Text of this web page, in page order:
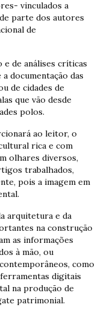
vinculados a
parte dos autores
de
de análises críticas
documentação das
de cidades de
que vão desde
polos.
ao leitor, o
rica e com
olhares diversos,
trabalhados,
pois a imagem em
arquitetura e da
na construção
as informações
à mão, ou
como
digitais
na produção de
patrimonial.